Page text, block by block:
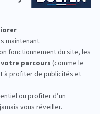
2025. Institut
:
:
et prenez
L’équipe sur
selon votre
de sommeil.